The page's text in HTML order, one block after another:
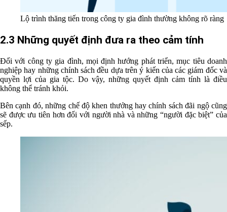
Lộ trình thăng tiến trong công ty gia đình thường không rõ ràng
2.3 Những quyết định đưa ra theo cảm tính
Đối với công ty gia đình, mọi định hướng phát triển, mục tiêu doanh
nghiệp hay những chính sách đều dựa trên ý kiến của các giám đốc và
quyền lợi của gia tộc. Do vậy, những quyết định cảm tính là điều
không thể tránh khỏi.
Bên cạnh đó, những chế độ khen thưởng hay chính sách đãi ngộ cũng
sẽ được ưu tiên hơn đối với người nhà và những “người đặc biệt” của
sếp.